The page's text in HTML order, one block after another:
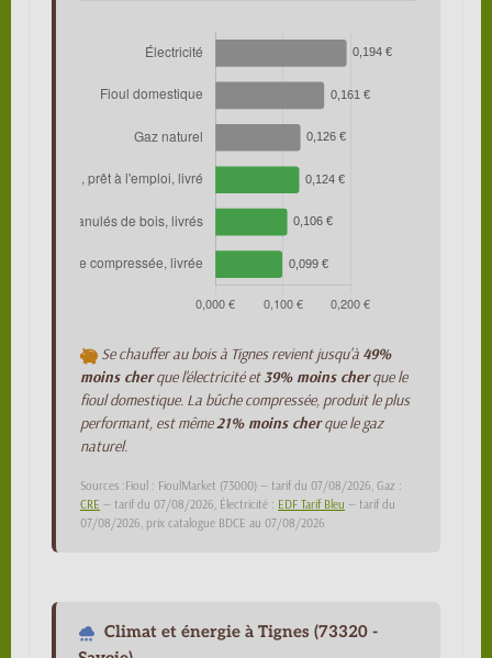
Se chauffer au bois à Tignes revient jusqu'à 49%
moins cherque l'électricité et39% moins cherque le
fioul domestique. La bûche compressée, produit le plus
performant, est même21% moins cherque le gaz
naturel.
Sources :Fioul : FioulMarket (73000) — tarif du 07/08/2026, Gaz :
CRE — tarif du 07/08/2026, Électricité : EDF Tarif Bleu — tarif du
07/08/2026, prix catalogue BDCE au 07/08/2026
Climat et énergie à Tignes (73320 -